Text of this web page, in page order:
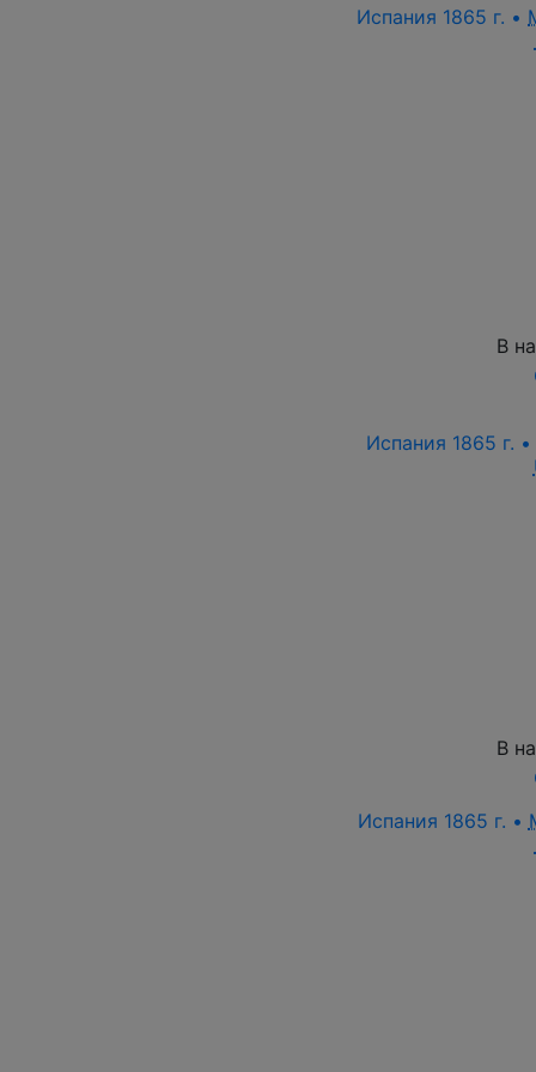
Испания 1865 г. •
В
Испания 1865 г. •
В
Испания 1865 г. •